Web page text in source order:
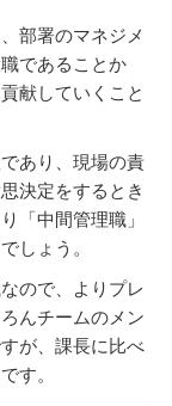
部署のマネジメ
であることか
献していくこと
あり、現場の責
決定をするとき
「中間管理職」
しょう。
ので、よりプレ
んチームのメン
が、課長に比べ
す。